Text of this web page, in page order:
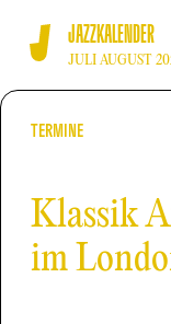
JAZZKALENDER
JULI AUGUST
TERMINE
Klassik
im